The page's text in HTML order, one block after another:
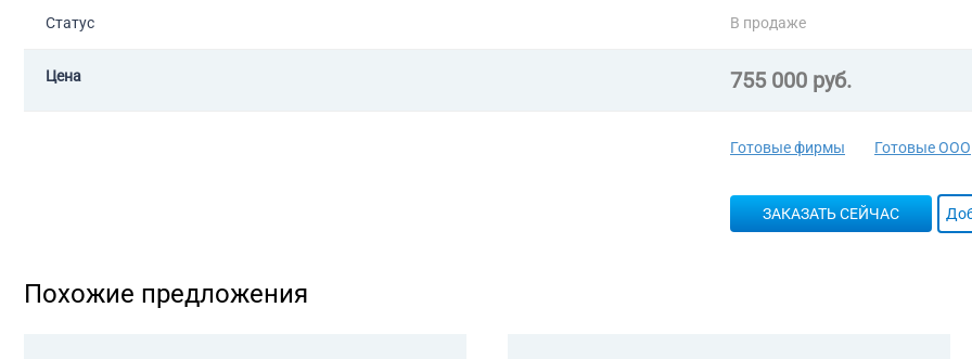
Статус В продаже
Цена 755 000 руб.
Готовые фирмы Готовые ООО
ЗАКАЗАТЬ СЕЙЧАС
Похожие предложения